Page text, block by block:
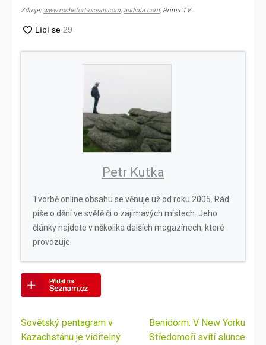
Zdroje: www.rochefort-ocean.com; audiala.com; Prima TV
Petr Kutka
Tvorbě online obsahu se věnuje už od roku 2005. Rád
píše o dění ve světě či o zajímavých místech. Jeho
články najdete v několika dalších magazínech, které
provozuje.
Navigace
pro
Sovětský pentagram v
Kazachstánu je viditelný
Benidorm: V New Yorku
Středomoří svítí slunce